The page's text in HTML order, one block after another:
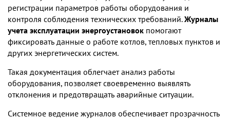
регистрации параметров работы оборудования и
контроля соблюдения технических требований.Журналы
учета эксплуатации энергоустановок помогают
фиксировать данные о работе котлов, тепловых пунктов и
других энергетических систем.
Такая документация облегчает анализ работы
оборудования, позволяет своевременно выявлять
отклонения и предотвращать аварийные ситуации.
Системное ведение журналов обеспечивает прозрачность